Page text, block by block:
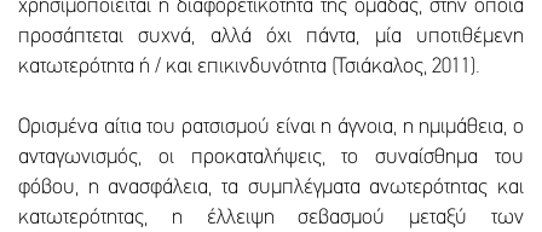
χρησιμοποιείται η διαφορετικότητα της ομάδας, στην οποία
προσάπτεται συχνά, αλλά όχι πάντα, μία υποτιθέμενη
κατωτερότητα ή / και επικινδυνότητα (Τσιάκαλος, 2011).
Ορισμένα αίτια του ρατσισμού είναι η άγνοια, η ημιμάθεια, ο
ανταγωνισμός, οι προκαταλήψεις, το συναίσθημα του
φόβου, η ανασφάλεια, τα συμπλέγματα ανωτερότητας και
κατωτερότητας, η έλλειψη σεβασμού μεταξύ των